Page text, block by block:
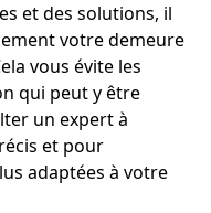
et des solutions, il
votre demeure
vous évite les
qui peut y être
un expert à
et pour
adaptées à votre